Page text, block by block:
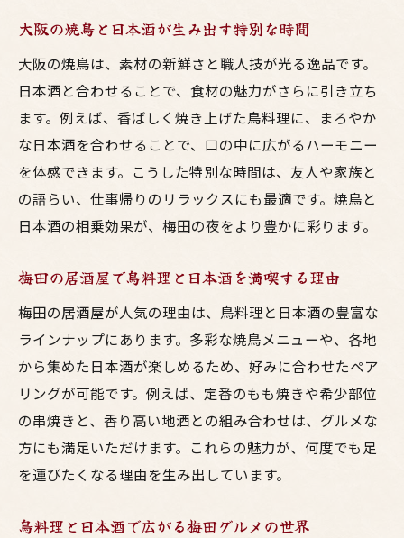
大阪の焼鳥と日本酒が生み出す特別な時間
大阪の焼鳥は、素材の新鮮さと職人技が光る逸品です。
日本酒と合わせることで、食材の魅力がさらに引き立ち
ます。例えば、香ばしく焼き上げた鳥料理に、まろやか
な日本酒を合わせることで、口の中に広がるハーモニー
を体感できます。こうした特別な時間は、友人や家族と
の語らい、仕事帰りのリラックスにも最適です。焼鳥と
日本酒の相乗効果が、梅田の夜をより豊かに彩ります。
梅田の居酒屋で鳥料理と日本酒を満喫する理由
梅田の居酒屋が人気の理由は、鳥料理と日本酒の豊富な
ラインナップにあります。多彩な焼鳥メニューや、各地
から集めた日本酒が楽しめるため、好みに合わせたペア
リングが可能です。例えば、定番のもも焼きや希少部位
の串焼きと、香り高い地酒との組み合わせは、グルメな
方にも満足いただけます。これらの魅力が、何度でも足
を運びたくなる理由を生み出しています。
鳥料理と日本酒で広がる梅田グルメの世界